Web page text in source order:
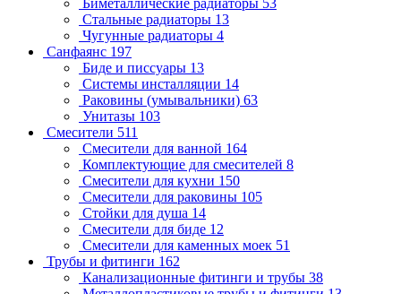
Стальные радиаторы 13
Чугунные радиаторы 4
Санфаянс 197
Биде и писсуары 13
Системы инсталляции 14
Раковины (умывальники) 63
Унитазы 103
Смесители 511
Смесители для ванной 164
Комплектующие для смесителей 8
Смесители для кухни 150
Смесители для раковины 105
Стойки для душа 14
Смесители для биде 12
Смесители для каменных моек 51
Трубы и фитинги 162
Канализационные фитинги и трубы 38